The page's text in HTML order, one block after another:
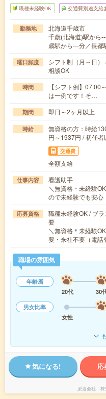
職種未経験OK 交通費別途支給
勤務地
北海道千歳市
千歳(北海道)駅から
歳駅から---分／長
曜日頻度
シフト制（月～日
相談OK
時間
【シフト例】
は一例です！そ…
期間 即日～2ヶ月以上
時給
無資格の方：時給
円～1937円 / 初任
交通費
全額支給
仕事内容
看護助手
＼無資格・未経験
ので未経験でも安
応募資格
職種未経験OK / ブ
要
＼無資格＊未経験
要・来社不要（電
職場の雰囲気
年齢層
20代
30
男女比率
女性
気になる! 応
派遣会社 株